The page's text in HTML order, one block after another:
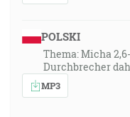
POLSKI
Thema: Micha
Durchbrecher
MP3